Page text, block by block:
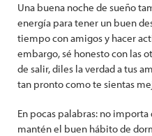
Una buena noche de sueño
energía para tener un buen
tiempo con amigos y hacer
embargo, sé honesto con las
de salir, diles la verdad a tus
tan pronto como te sientas
En pocas palabras: no
mantén el buen hábito de